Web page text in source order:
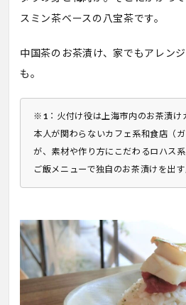
スミン茶ベースの八宝茶です。
中国茶のお茶漬け、家でもアレン
も。
※1 ：火付け役は上海市内のお茶漬
本人が関わらないカフェ系和食店（
が、素材や作り方にこだわるロハス系
ご飯メニューで独自のお茶漬けを出す